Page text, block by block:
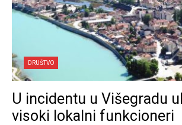
DRUŠTVO
U incidentu u Višegradu
visoki lokalni funkcioneri